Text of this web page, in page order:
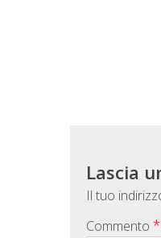
Lascia
Il tuo
Commento *